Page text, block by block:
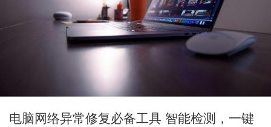
电脑网络异常修复必备工具 智能检测，一键